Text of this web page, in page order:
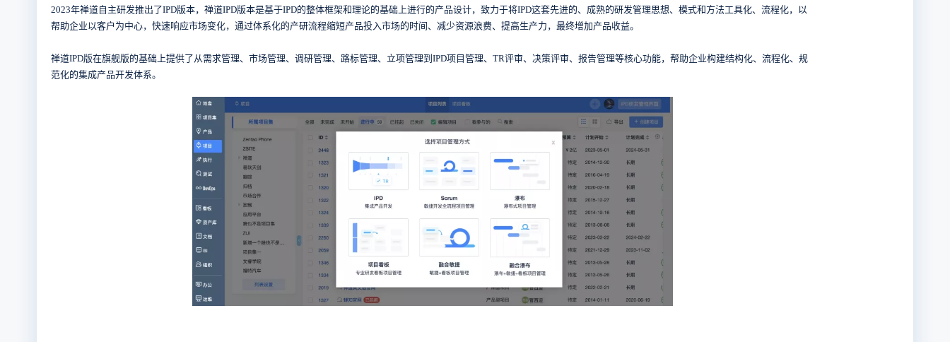
2023年禅道自主研发推出了IPD版本，禅道IPD版本是基于IPD的整体框架和理论的基础上进行的产品设计，致力于将IPD这套先进的、成熟的研发管理思想、模式和方法工具化、流程化，以
帮助企业以客户为中心，快速响应市场变化，通过体系化的产研流程缩短产品投入市场的时间、减少资源浪费、提高生产力，最终增加产品收益。
禅道IPD版在旗舰版的基础上提供了从需求管理、市场管理、调研管理、路标管理、立项管理到IPD项目管理、TR评审、决策评审、报告管理等核心功能，帮助企业构建结构化、流程化、规
范化的集成产品开发体系。